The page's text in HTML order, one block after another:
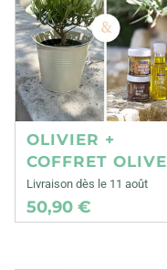
OLIVIER +
COFFRET OLIVE
Livraison dès le 11 août
50,90 €